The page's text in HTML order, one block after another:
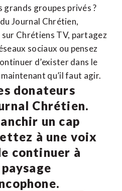
grands groupes privés ?
Journal Chrétien,
Chrétiens TV, partagez
sociaux ou pensez
d’exister dans le
qu’il faut agir.
donateurs
Chrétien.
un cap
à une voix
continuer à